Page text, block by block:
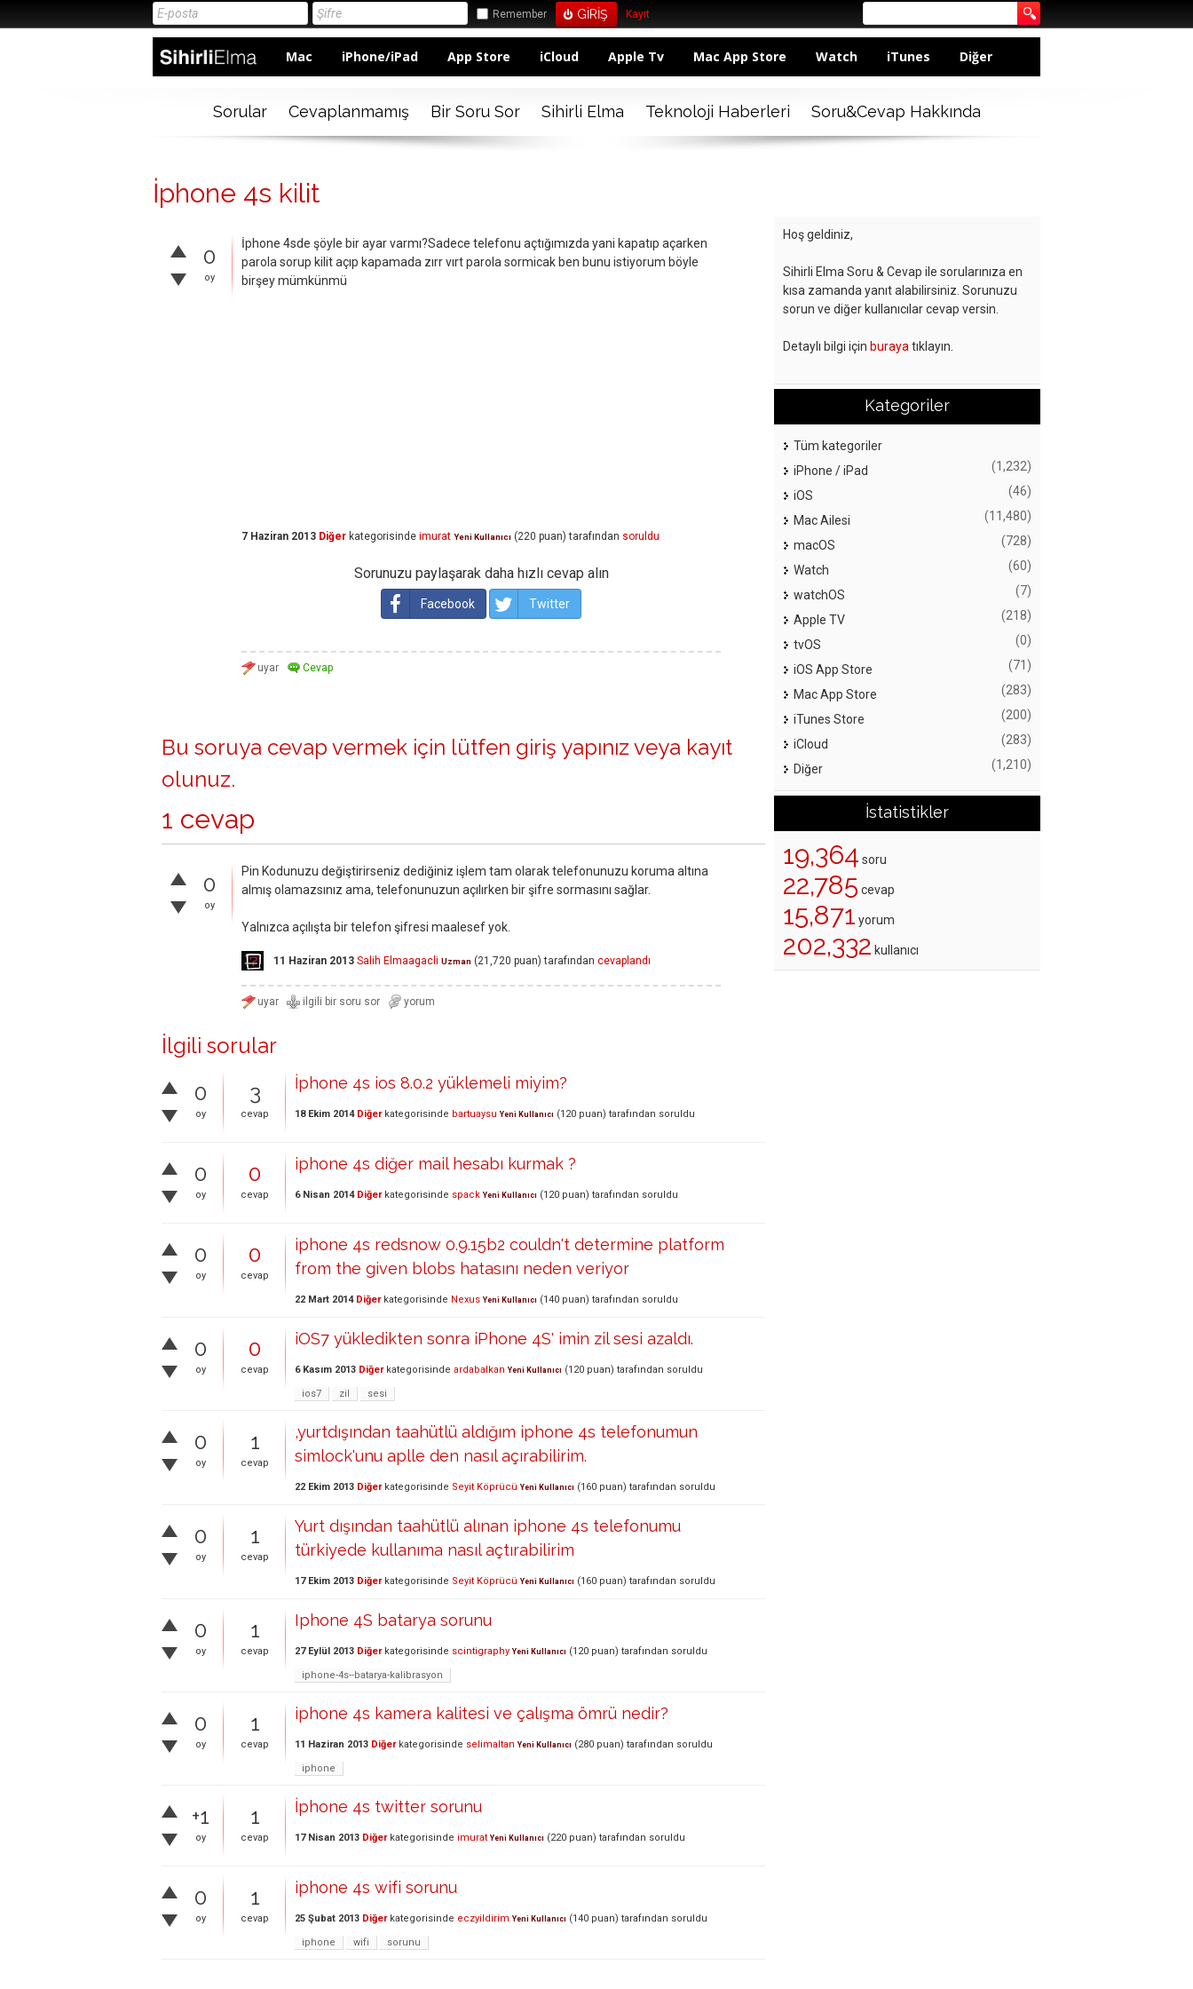
Remember Kayıt
Mac iPhone/iPad App Store iCloud Apple Tv Mac App Store Watch iTunes Diğer
Sorular Cevaplanmamış Bir Soru Sor Sihirli Elma Teknoloji Haberleri Soru&Cevap Hakkında
İphone 4s kilit
0
oy
İphone 4sde şöyle bir ayar varmı?Sadece telefonu açtığımızda yani kapatıp açarken
parola sorup kilit açıp kapamada zırr vırt parola sormicak ben bunu istiyorum böyle
birşey mümkünmü
7 Haziran 2013 Diğer kategorisinde imurat Yeni Kullanıcı (220 puan) tarafından soruldu
Sorunuzu paylaşarak daha hızlı cevap alın
Facebook Twitter
Bu soruya cevap vermek için lütfen giriş yapınız veya kayıt
olunuz.
1 cevap
0
oy
Pin Kodunuzu değiştirirseniz dediğiniz işlem tam olarak telefonunuzu koruma altına
almış olamazsınız ama, telefonunuzun açılırken bir şifre sormasını sağlar.
Yalnızca açılışta bir telefon şifresi maalesef yok.
11 Haziran 2013 Salih Elmaagacli Uzman (21,720 puan) tarafından cevaplandı
İlgili sorular
0
oy
3
cevap
İphone 4s ios 8.0.2 yüklemeli miyim?
18 Ekim 2014 Diğerkategorisinde bartuaysu Yeni Kullanıcı (120 puan) tarafından soruldu
0
oy
0
cevap
iphone 4s diğer mail hesabı kurmak ?
6 Nisan 2014 Diğerkategorisinde spack Yeni Kullanıcı (120 puan) tarafından soruldu
0
oy
0
cevap
iphone 4s redsnow 0.9.15b2 couldn't determine platform
from the given blobs hatasını neden veriyor
22 Mart 2014 Diğerkategorisinde Nexus Yeni Kullanıcı (140 puan) tarafından soruldu
0
oy
0
cevap
iOS7 yükledikten sonra iPhone 4S' imin zil sesi azaldı.
6 Kasım 2013 Diğerkategorisinde ardabalkan Yeni Kullanıcı (120 puan) tarafından soruldu
ios7 zil sesi
0
oy
1
cevap
,yurtdışından taahütlü aldığım iphone 4s telefonumun
simlock'unu aplle den nasıl açırabilirim.
22 Ekim 2013 Diğerkategorisinde Seyit Köprücü Yeni Kullanıcı (160 puan) tarafından soruldu
0
oy
1
cevap
Yurt dışından taahütlü alınan iphone 4s telefonumu
türkiyede kullanıma nasıl açtırabilirim
17 Ekim 2013 Diğerkategorisinde Seyit Köprücü Yeni Kullanıcı (160 puan) tarafından soruldu
0
oy
1
cevap
Iphone 4S batarya sorunu
27 Eylül 2013 Diğerkategorisinde scintigraphy Yeni Kullanıcı (120 puan) tarafından soruldu
iphone-4s--batarya-kalibrasyon
0
oy
1
cevap
iphone 4s kamera kalitesi ve çalışma ömrü nedir?
11 Haziran 2013 Diğerkategorisinde selimaltan Yeni Kullanıcı (280 puan) tarafından soruldu
iphone
+1
oy
1
cevap
İphone 4s twitter sorunu
17 Nisan 2013 Diğerkategorisinde imurat Yeni Kullanıcı (220 puan) tarafından soruldu
0
oy
1
cevap
iphone 4s wifi sorunu
25 Şubat 2013 Diğerkategorisinde eczyildirim Yeni Kullanıcı (140 puan) tarafından soruldu
iphone wifi sorunu
Hoş geldiniz,
Sihirli Elma Soru & Cevap ile sorularınıza en
kısa zamanda yanıt alabilirsiniz. Sorunuzu
sorun ve diğer kullanıcılar cevap versin.
Detaylı bilgi için buraya tıklayın.
Kategoriler
Tüm kategoriler
iPhone / iPad
(1,232)
iOS (46)
Mac Ailesi (11,480)
macOS (728)
Watch (60)
watchOS (7)
Apple TV (218)
tvOS (0)
iOS App Store (71)
Mac App Store (283)
iTunes Store (200)
iCloud (283)
Diğer (1,210)
İstatistikler
19,364 soru
22,785 cevap
15,871 yorum
202,332 kullanıcı